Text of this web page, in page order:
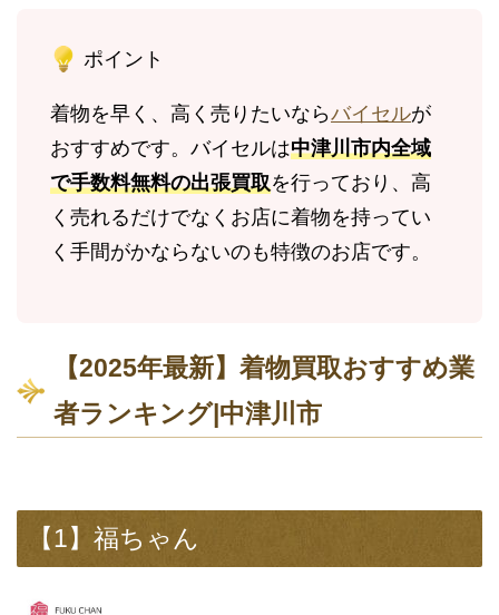
ポイント
着物を早く、高く売りたいならバイセルが
おすすめです。バイセルは中津川市内全域
で手数料無料の出張買取を行っており、高
く売れるだけでなくお店に着物を持ってい
く手間がかならないのも特徴のお店です。
【2025年最新】着物買取おすすめ業
者ランキング|中津川市
【1】福ちゃん